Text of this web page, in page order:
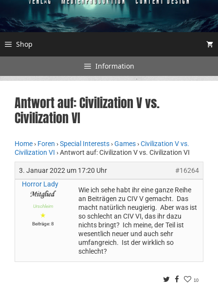
Shop
Information
Antwort auf: Civilization V vs.
Civilization VI
Home› Foren ›Special Interests›Games›Civilization V vs.
Civilization VI ›Antwort auf: Civilization V vs. Civilization VI
3. Januar 2022 um 17:20 Uhr
#16264
Horror Lady
Urschleim
★
Beiträge: 8
Wie ich sehe habt ihr eine ganze Reihe
an Beiträgen zu CIV V gemacht. Das
macht natürlich neugierig. Aber was ist
so schlecht an CIV VI, das ihr dazu
nichts bringt? Ich meine, der Teil ist
wesentlich neuer und auch sehr
umfangreich. Ist der wirklich so
schlecht?
TwitterFacebook
10